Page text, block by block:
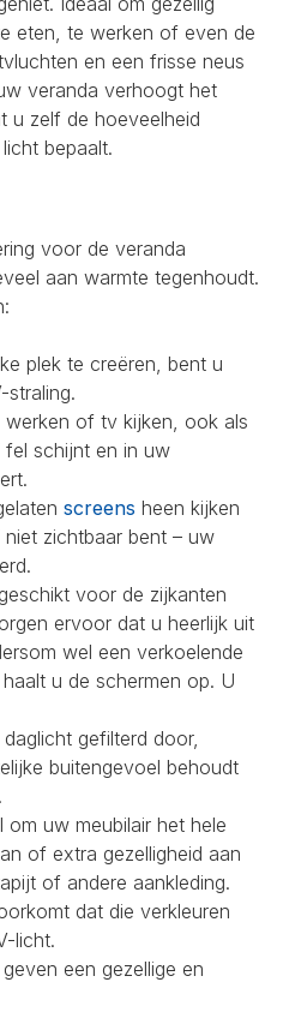
eten, te werken of even de
en een frisse neus
veranda verhoogt het
u zelf de hoeveelheid
bepaalt.
voor de veranda
aan warmte tegenhoudt.
plek te creëren, bent u
straling.
werken of tv kijken, ook als
schijnt en in uw
screens heen kijken
zichtbaar bent – uw
voor de zijkanten
ervoor dat u heerlijk uit
wel een verkoelende
u de schermen op. U
gefilterd door,
buitengevoel behoudt
om uw meubilair het hele
of extra gezelligheid aan
of andere aankleding.
dat die verkleuren
licht.
een gezellige en